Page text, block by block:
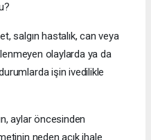
salgın hastalık, can veya
olaylarda ya da
işin ivedilikle
aylar öncesinden